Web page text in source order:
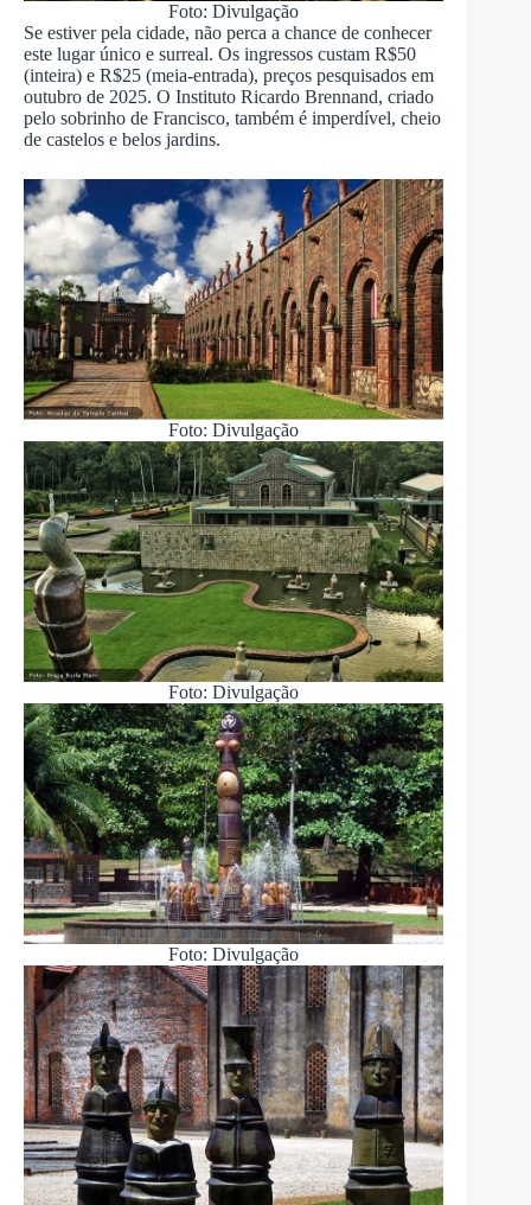
Foto: Divulgação
Se estiver pela cidade, não perca a chance de conhecer
este lugar único e surreal. Os ingressos custam R$50
(inteira) e R$25 (meia-entrada), preços pesquisados em
outubro de 2025. O Instituto Ricardo Brennand, criado
pelo sobrinho de Francisco, também é imperdível, cheio
de castelos e belos jardins.
Foto: Divulgação
Foto: Divulgação
Foto: Divulgação